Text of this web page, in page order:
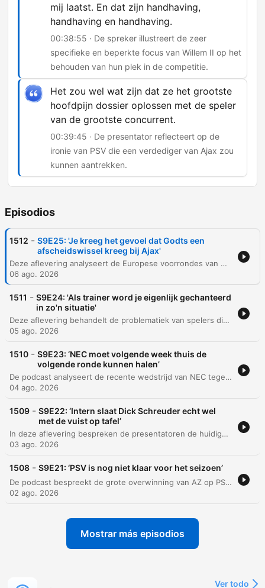
mij laatst. En dat zijn handhaving,
handhaving en handhaving.
00:38:55 · De spreker illustreert de zeer
specifieke en beperkte focus van Willem II op het
behouden van hun plek in de competitie.
Het zou wel wat zijn dat ze het grootste
hoofdpijn dossier oplossen met de speler
van de grootste concurrent.
00:39:45 · De presentator reflecteert op de
ironie van PSV die een verdediger van Ajax zou
kunnen aantrekken.
Episodios
1512 - S9E25: 'Je kreeg het gevoel dat Godts een
afscheidswissel kreeg bij Ajax'
Deze aflevering analyseert de Europese voorrondes van Ajax en FC Twente, met aandacht voor individuele prestaties en transfergeruchten. Daarnaast wordt de politieke situatie binnen de FIFA onder Gianni Infantino kritisch besproken in relatie tot de standpunten van de UEFA en KNVB. Verder verschuift de focus naar de Keuken Kampioens Divisie en de Eredivisie, waarbij de dynamiek van jonge trainers, clubdoelstellingen en de titelstrijd centraal staan. De podcast sluit af met een blik op degradatiekandidaten, transfermogelijkheden zoals Jordi Diens naar PSV en een quizvraag over coach Peter Vermeulen.
06 ago. 2026
1511 - S9E24: 'Als trainer word je eigenlijk gechanteerd
in zo'n situatie'
Deze aflevering behandelt de problematiek van spelers die hun motivatie verliezen tijdens transferperiodes, met de casus Sano als voorbeeld, en analyseert de transferstrategieën van Ajax en PSV. Daarnaast wordt ingegaan op de noodzaak voor versterking in de defensie van PSV en de uitdagingen bij FC Twente rondom de spitsenpositie en de keeper. Verder bespreken we de transfer van Mo Salah naar Turkije, de speculaties rondom Louis van Gaal als bondscoach en de kritiek op de visie van de KNVB. De podcast sluit af met een blik op de Europese loting voor FC Twente en enkele persoonlijke anekdotes.
05 ago. 2026
1510 - S9E23: ‘NEC moet volgende week thuis de
volgende ronde kunnen halen’
De podcast analyseert de recente wedstrijd van NEC tegen Olympiacos, waarbij de focus ligt op de fysieke strijd en de kansen voor de returnwedstrijd. Daarnaast wordt de transferstrategie van PSV besproken, specifiek de komst van Kodai Sano en Kostić om de selectie te versterken. Verder wordt ingegaan op het transfernieuws rondom Ajax, AZ en Twente, met speciale aandacht voor de komst van Julian Brandt naar Ajax en het nieuwe financiële beleid onder technisch directeur Cruijff. Tot slot bespreken de hosts de transferdynamiek tussen grote Nederlandse clubs en het belang van talentontwikkeling bij Ajax.
04 ago. 2026
1509 - S9E22: ‘Intern slaat Dick Schreuder echt wel
met de vuist op tafel’
In deze aflevering bespreken de presentatoren de huidige situatie bij NEC, met een focus op de verdedigingsproblematiek en de krappe selectie voor de Champions League-voorronde tegen Olympiacos. Daarnaast wordt ingegaan op de transferstatus van de club, de impact van Dusan Tadic en de mogelijke interesse van PSV in Sano.
03 ago. 2026
1508 - S9E21: ‘PSV is nog niet klaar voor het seizoen’
De podcast bespreekt de grote overwinning van AZ op PSV met 0-4, waarbij de rode kaart voor Joey Veerman en de transferstrategie van PSV centraal staan. Daarnaast wordt ingegaan op de transferstatus van AZ-spelers en de noodzaak voor versterkingen bij PSV om de concurrentie met Ajax aan te kunnen. Verder worden de sportieve en financiële uitdagingen voor de topclubs in de Eredivisie geanalyseerd, met specifieke aandacht voor de strijd om Champions League-plekken. De aflevering behandelt ook de reputatie van FIFA-president Infantino en sluit af met een quizvraag over de Johan Cruijffschaal.
02 ago. 2026
Mostrar más episodios
Ver todo